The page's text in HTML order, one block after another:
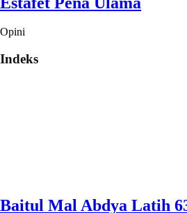
Opini
Indeks
Baitul Mal Abdya Latih